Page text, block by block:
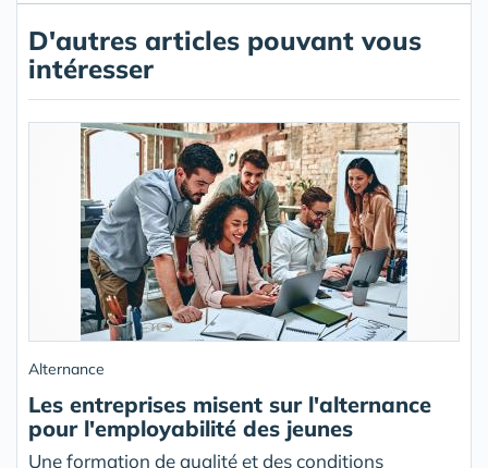
D'autres articles pouvant vous
intéresser
Alternance
Les entreprises misent sur l'alternance
pour l'employabilité des jeunes
Une formation de qualité et des conditions